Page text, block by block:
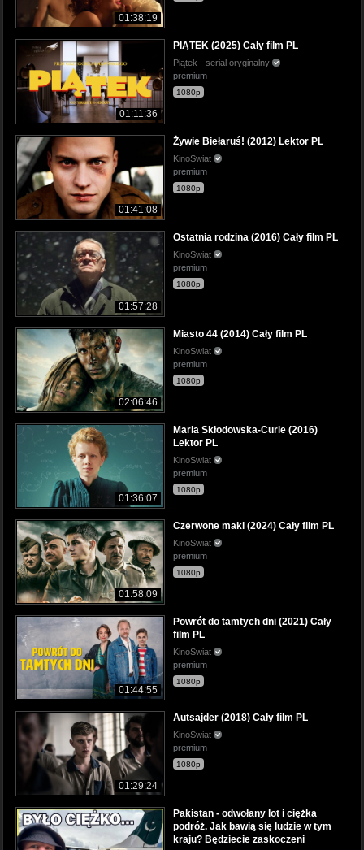
01:38:19
01:11:36
PIĄTEK (2025) Cały film PL
Piątek - serial oryginalny
premium
1080p
01:41:08
Żywie Biełaruś! (2012) Lektor PL
KinoSwiat
premium
1080p
01:57:28
Ostatnia rodzina (2016) Cały film PL
KinoSwiat
premium
1080p
02:06:46
Miasto 44 (2014) Cały film PL
KinoSwiat
premium
1080p
01:36:07
Maria Skłodowska-Curie (2016)
Lektor PL
KinoSwiat
premium
1080p
01:58:09
Czerwone maki (2024) Cały film PL
KinoSwiat
premium
1080p
01:44:55
Powrót do tamtych dni (2021) Cały
film PL
KinoSwiat
premium
1080p
01:29:24
Autsajder (2018) Cały film PL
KinoSwiat
premium
1080p
Pakistan - odwołany lot i ciężka
podróż. Jak bawią się ludzie w tym
kraju? Będziecie zaskoczeni